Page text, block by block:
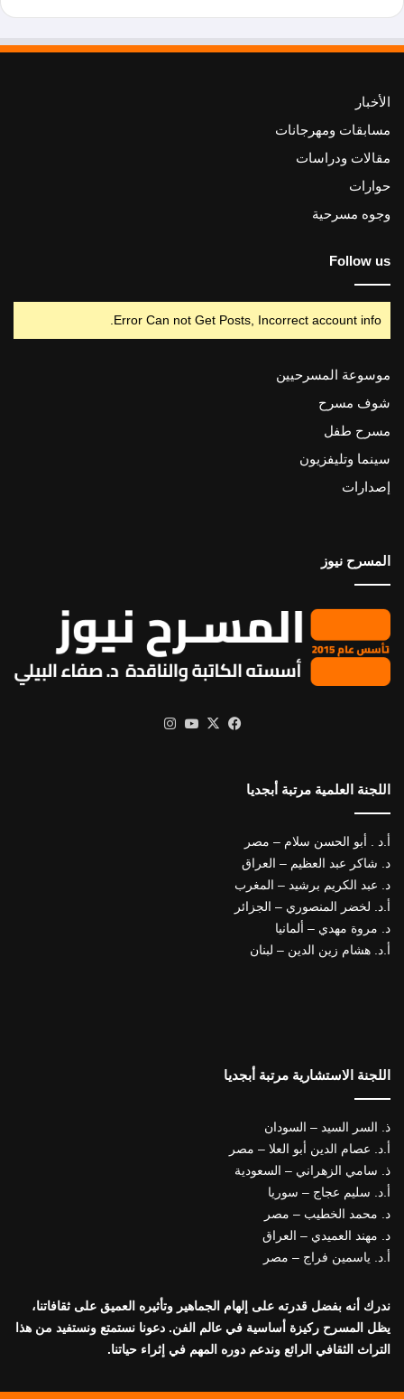
الأخبار
مسابقات ومهرجانات
مقالات ودراسات
حوارات
وجوه مسرحية
Follow us
Error Can not Get Posts, Incorrect account info.
موسوعة المسرحيين
شوف مسرح
مسرح طفل
سينما وتليفزيون
إصدارات
المسرح نيوز
فيسبوك
X يوتيوب
اللجنة العلمية مرتبة أبجديا
أ.د . أبو الحسن سلام – مصر
د. شاكر عبد العظيم – العراق
د. عبد الكريم برشيد – المغرب
أ.د. لخضر المنصوري – الجزائر
د. مروة مهدي – ألمانيا
أ.د. هشام زين الدين – لبنان
اللجنة الاستشارية مرتبة أبجديا
ذ. السر السيد – السودان
أ.د. عصام الدين أبو العلا – مصر
ذ. سامي الزهراني – السعودية
أ.د. سليم عجاج – سوريا
د. محمد الخطيب – مصر
د. مهند العميدي – العراق
أ.د. ياسمين فراج – مصر
ندرك أنه بفضل قدرته على إلهام الجماهير وتأثيره العميق على ثقافاتنا،
يظل المسرح ركيزة أساسية في عالم الفن. دعونا نستمتع ونستفيد من هذا
التراث الثقافي الرائع وندعم دوره المهم في إثراء حياتنا.